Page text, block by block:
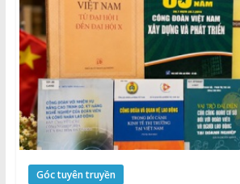
Góc tuyên truyền